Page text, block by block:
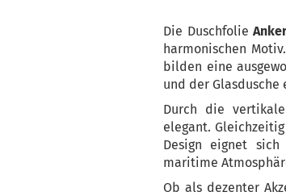
Die Duschfolie
harmonischen
bilden eine
und der
Durch die
elegant.
Design eignet
maritime
Ob als dezenter